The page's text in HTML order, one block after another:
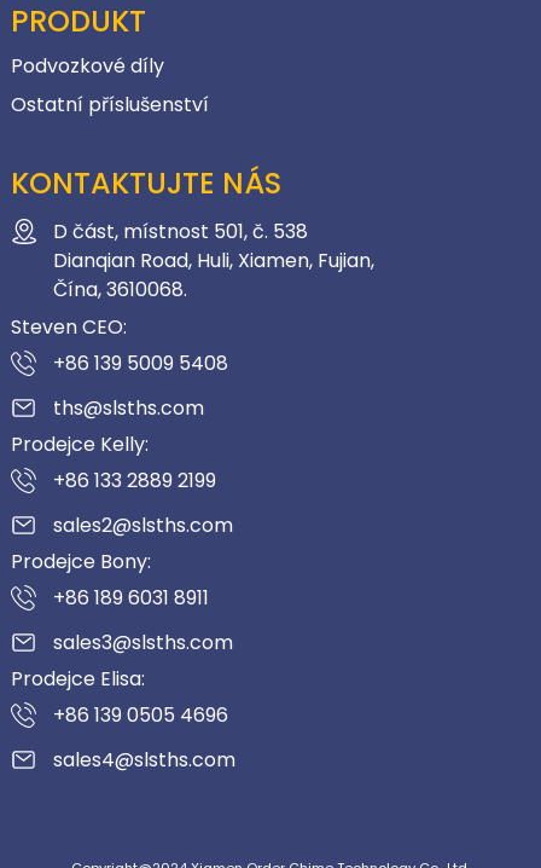
PRODUKT
Podvozkové díly
Ostatní příslušenství
KONTAKTUJTE NÁS
D část, místnost 501, č. 538
Dianqian Road, Huli, Xiamen, Fujian,
Čína, 3610068.
Steven CEO:
+86 139 5009 5408
ths@slsths.com
Prodejce Kelly:
+86 133 2889 2199
sales2@slsths.com
Prodejce Bony:
+86 189 6031 8911
sales3@slsths.com
Prodejce Elisa:
+86 139 0505 4696
sales4@slsths.com